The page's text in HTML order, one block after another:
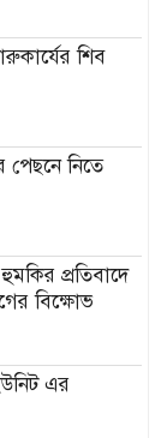
শিব
নিতে
প্রতিবাদে
বিক্ষোভ
এর